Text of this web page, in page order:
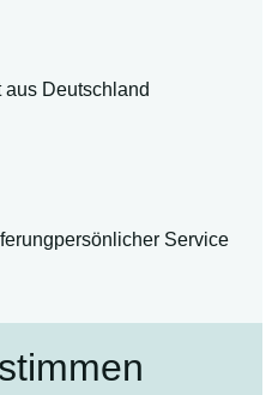
Deutschland
persönlicher Service